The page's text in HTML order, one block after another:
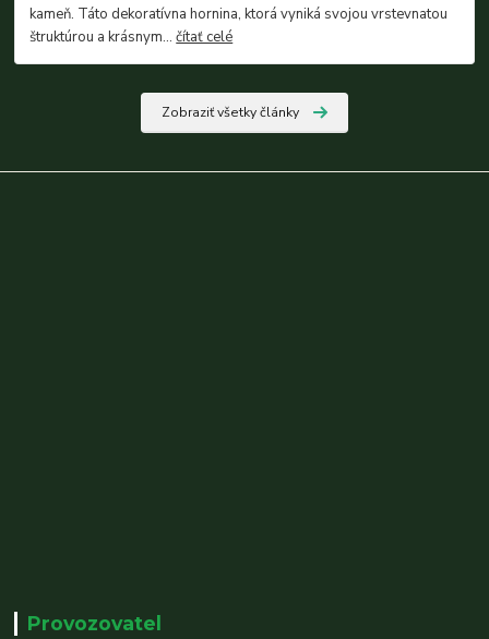
kameň. Táto dekoratívna hornina, ktorá vyniká svojou vrstevnatou
štruktúrou a krásnym...čítať celé
Zobraziť všetky články
Provozovatel